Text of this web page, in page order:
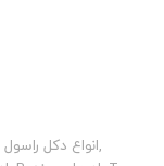
انواع دکل راسول,